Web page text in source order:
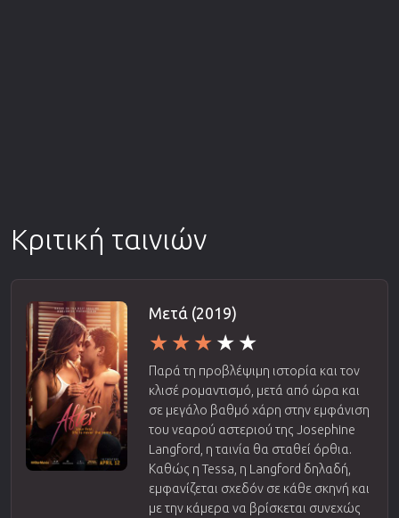
Κριτική ταινιών
Μετά (2019)
Παρά τη προβλέψιμη ιστορία και τον
κλισέ ρομαντισμό, μετά από ώρα και
σε μεγάλο βαθμό χάρη στην εμφάνιση
του νεαρού αστεριού της Josephine
Langford, η ταινία θα σταθεί όρθια.
Καθώς η Tessa, η Langford δηλαδή,
εμφανίζεται σχεδόν σε κάθε σκηνή και
με την κάμερα να βρίσκεται συνεχώς